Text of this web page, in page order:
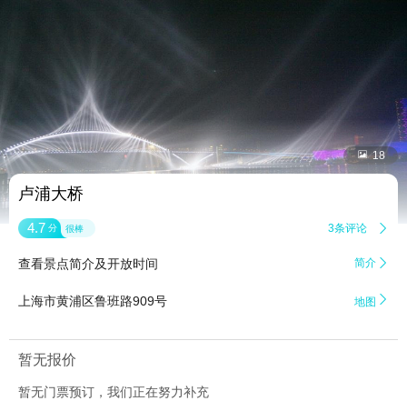
 18
卢浦大桥
4.7 分 很棒 3条评论 
查看景点简介及开放时间 简介 
上海市黄浦区鲁班路909号 地图 
暂无报价
暂无门票预订，我们正在努力补充